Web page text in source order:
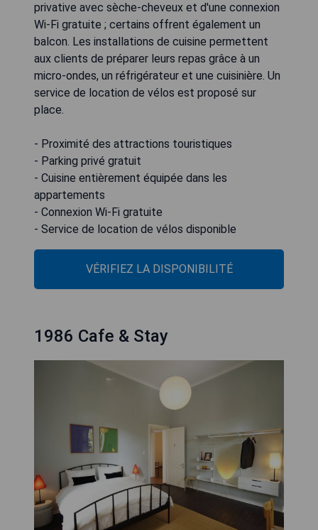
privative avec sèche-cheveux et d'une connexion
Wi-Fi gratuite ; certains offrent également un
balcon. Les installations de cuisine permettent
aux clients de préparer leurs repas grâce à un
micro-ondes, un réfrigérateur et une cuisinière. Un
service de location de vélos est proposé sur
place.
- Proximité des attractions touristiques
- Parking privé gratuit
- Cuisine entièrement équipée dans les
appartements
- Connexion Wi-Fi gratuite
- Service de location de vélos disponible
VÉRIFIEZ LA DISPONIBILITÉ
1986 Cafe & Stay